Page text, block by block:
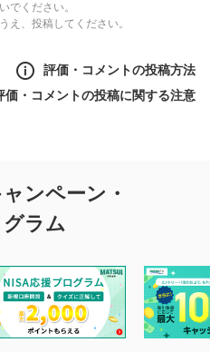
でください。
え、投稿してください。
評価・コメントの投稿方法
価・コメントの投稿に関する注意
する注意
ツに、評価およびコメントの
の注意事項をご理解のうえ、
てください。
際の参考になるコメントをお
ンペーン・
ラム